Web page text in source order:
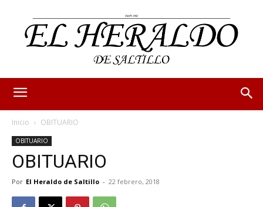
Inicio OBITUARIO
OBITUARIO
OBITUARIO
Por El Heraldo de Saltillo - 22 febrero, 2018